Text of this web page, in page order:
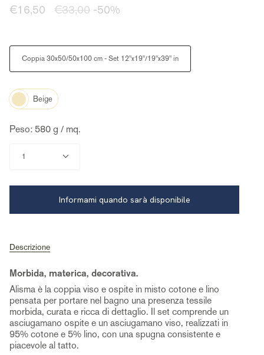
€16,50
Prezzo
€33,00 -50%
Size
Coppia 30x50/50x100 cm - Set 12"x19"/19"x39" in
Color
Beige
Peso: 580 g / mq.
1
Informami quando sarà disponibile
Descrizione
Morbida, materica, decorativa.
Alisma è la coppia viso e ospite in misto cotone e lino
pensata per portare nel bagno una presenza tessile
morbida, curata e ricca di dettaglio. Il set comprende un
asciugamano ospite e un asciugamano viso, realizzati in
95% cotone e 5% lino, con una spugna consistente e
piacevole al tatto.